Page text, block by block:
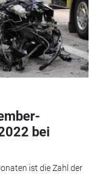
bei
ist die Zahl der